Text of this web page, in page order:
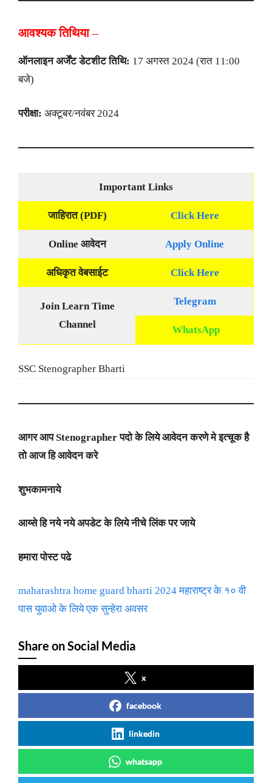
आवश्यक तिथिया–
ऑनलाइन अर्जेंट डेटशीट तिथि: 17 अगस्त 2024 (रात 11:00
बजे)
परीक्षा: अक्टूबर/नवंबर 2024
Important Links
जाहिरात (PDF) Click Here
Online आवेदन Apply Online
अधिकृत वेबसाईट Click Here
Join Learn Time
Channel
Telegram
WhatsApp
SSC Stenographer Bharti
आगर आप Stenographer पदो के लिये आवेदन करणे मे इत्चूक है
तो आज हि आवेदन करे
शुभकामनाये
आय्से हि नये नये अपडेट के लिये नीचे लिंक पर जाये
हमारा पोस्ट पढे
maharashtra home guard bharti 2024 महाराष्ट्र के १० वी
पास युवाओ के लिये एक सुन्हेरा अवसर
Share on Social Media
x
facebook
linkedin
whatsapp